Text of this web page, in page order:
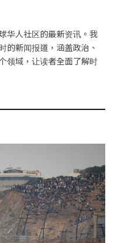
华人社区的最新资讯。我
的新闻报道，涵盖政治、
领域，让读者全面了解时